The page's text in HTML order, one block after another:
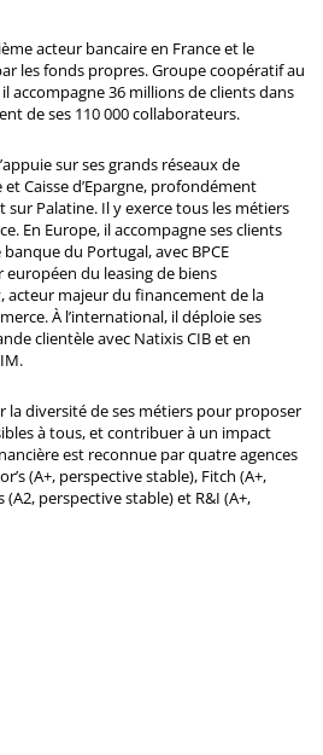
acteur bancaire en France et le
les fonds propres. Groupe coopératif au
accompagne 36 millions de clients dans
de ses 110 000 collaborateurs.
sur ses grands réseaux de
Caisse d’Epargne, profondément
sur Palatine. Il y exerce tous les métiers
En Europe, il accompagne ses clients
du Portugal, avec BPCE
du leasing de biens
acteur majeur du financement de la
À l’international, il déploie ses
clientèle avec Natixis CIB et en
la diversité de ses métiers pour proposer
à tous, et contribuer à un impact
est reconnue par quatre agences
(A+, perspective stable), Fitch (A+,
perspective stable) et R&I (A+,